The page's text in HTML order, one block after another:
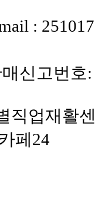
:
신고번호
직업재활
페24